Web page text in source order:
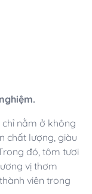
nằm ở không
chất lượng, giàu
đó, tôm tươi
vị thơm
viên trong